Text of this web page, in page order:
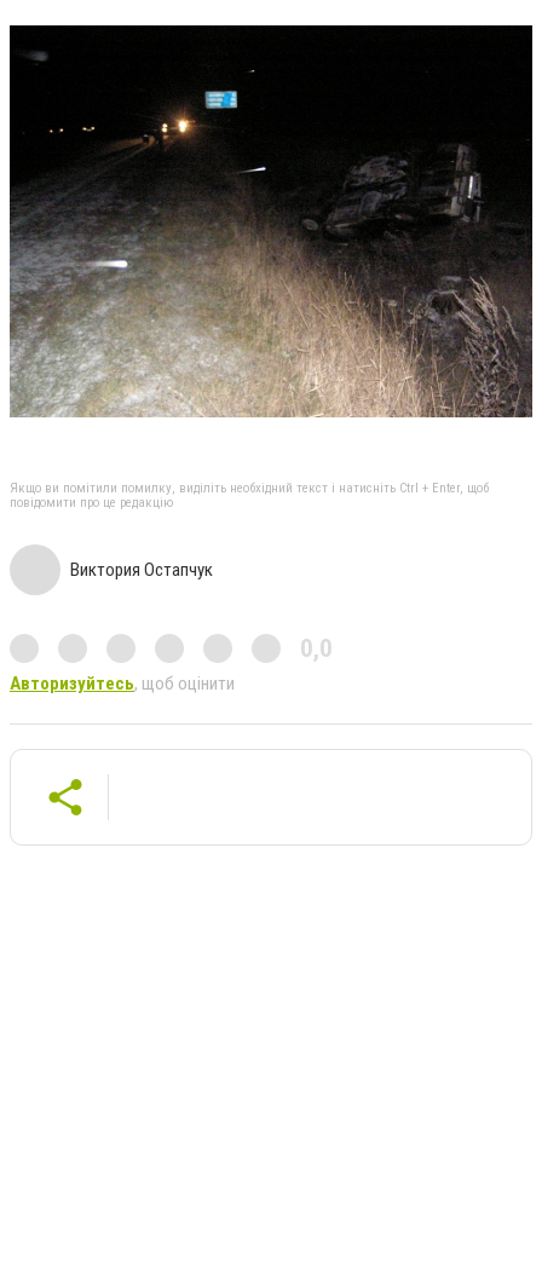
Якщо ви помітили помилку, виділіть необхідний текст і натисніть Ctrl + Enter, щоб
повідомити про це редакцію
Виктория Остапчук
0,0
Авторизуйтесь, щоб оцінити